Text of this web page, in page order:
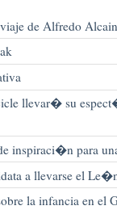
de Alfredo
llevar� su
inspiraci�n para
a llevarse el
la infancia en el